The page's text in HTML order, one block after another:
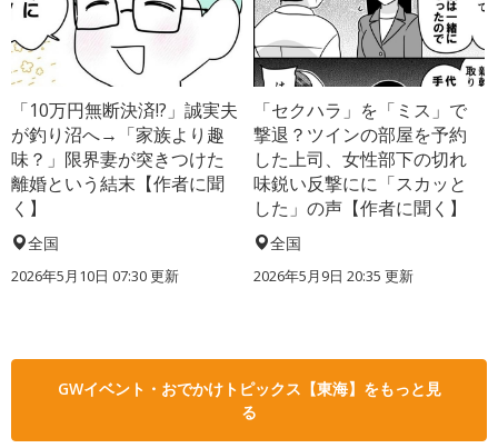
「10万円無断決済!?」誠実夫
が釣り沼へ→「家族より趣
味？」限界妻が突きつけた
離婚という結末【作者に聞
く】
全国
2026年5月10日 07:30 更新
「セクハラ」を「ミス」で
撃退？ツインの部屋を予約
した上司、女性部下の切れ
味鋭い反撃にに「スカッと
した」の声【作者に聞く】
全国
2026年5月9日 20:35 更新
GWイベント・おでかけトピックス【東海】をもっと見
る